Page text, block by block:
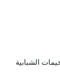
الشبابية